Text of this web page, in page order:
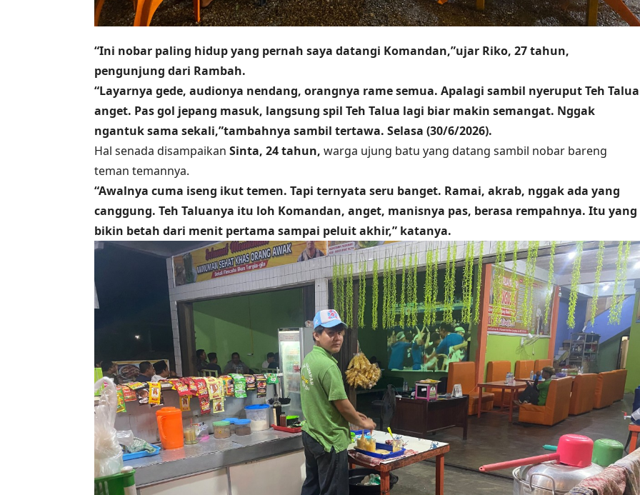
“Ini nobar paling hidup yang pernah saya datangi Komandan,”ujar Riko, 27 tahun,
pengunjung dari Rambah.
“Layarnya gede, audionya nendang, orangnya rame semua. Apalagi sambil nyeruput Teh Talua
anget. Pas gol jepang masuk, langsung spil Teh Talua lagi biar makin semangat. Nggak
ngantuk sama sekali,”tambahnya sambil tertawa. Selasa (30/6/2026).
Hal senada disampaikan Sinta, 24 tahun, warga ujung batu yang datang sambil nobar bareng
teman temannya.
“Awalnya cuma iseng ikut temen. Tapi ternyata seru banget. Ramai, akrab, nggak ada yang
canggung. Teh Taluanya itu loh Komandan, anget, manisnya pas, berasa rempahnya. Itu yang
bikin betah dari menit pertama sampai peluit akhir,” katanya.